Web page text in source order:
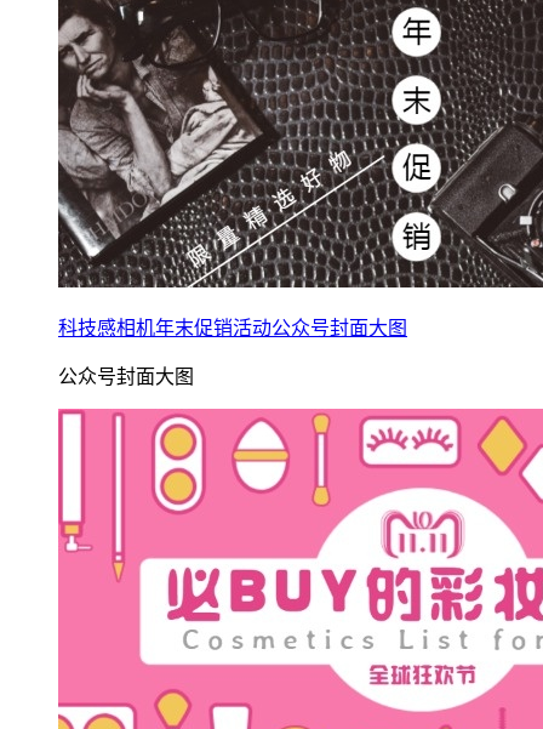
科技感相机年末促销活动公众号封面大图
公众号封面大图